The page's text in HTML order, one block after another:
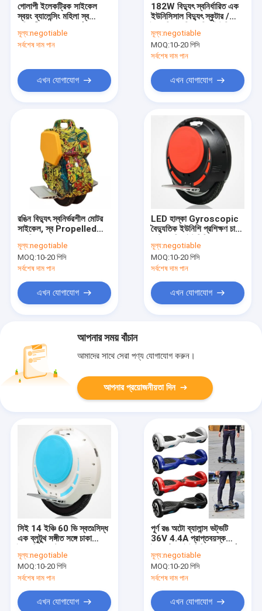
গোলাপী ইলেকট্রিক সাইকেল
স্বয়ং ব্যালেন্সিং মহিলা স্ব
পরিসীমা
মূল্য:negotiable
সর্বশেষ দাম পান
এখন যোগাযোগ
182W বিদ্যুৎ স্বনির্ধারিত এক
ইউনিসিসাল বিদ্যুৎ স্কুটার /
মূল্য:negotiable
MOQ:10-20 পিসি
সর্বশেষ দাম পান
এখন যোগাযোগ
রঙিন বিদ্যুৎ স্বনির্ভরশীল মোটর
সাইকেল, স্ব Propelled
মূল্য:negotiable
MOQ:10-20 পিসি
সর্বশেষ দাম পান
এখন যোগাযোগ
LED হাল্কা Gyroscopic
বৈদ্যুতিক ইউনিশি প্রশিক্ষণ চাকা
মূল্য:negotiable
MOQ:10-20 পিসি
সর্বশেষ দাম পান
এখন যোগাযোগ
আপনার সময় বাঁচান
আমাদের সাথে সেরা পণ্য যোগাযোগ করুন।
আপনার প্রয়োজনীয়তা দিন
সিই 14 ইঞ্চি 60 ভি স্বতঃসিদ্ধ
এক ব্লুটুথ সঙ্গীত সঙ্গে চাকা
মূল্য:negotiable
MOQ:10-20 পিসি
সর্বশেষ দাম পান
এখন যোগাযোগ
পূর্ণ রঙ অটো ব্যালান্স ভট্ভটি
36V 4.4A প্রাপ্তবয়স্ক
মূল্য:negotiable
MOQ:10-20 পিসি
সর্বশেষ দাম পান
এখন যোগাযোগ